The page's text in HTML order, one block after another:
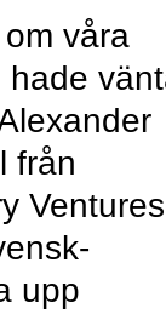
våra
hade
från
Ventures
upp